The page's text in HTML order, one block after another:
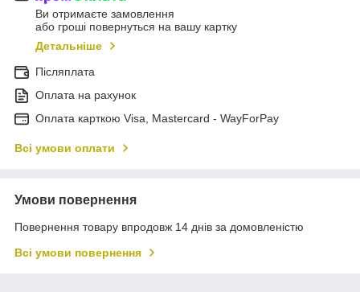
Ви отримаєте замовлення
або гроші повернуться на вашу картку
Детальніше
Післяплата
Оплата на рахунок
Оплата карткою Visa, Mastercard - WayForPay
Всі умови оплати
Умови повернення
Повернення товару впродовж 14 днів за домовленістю
Всі умови повернення